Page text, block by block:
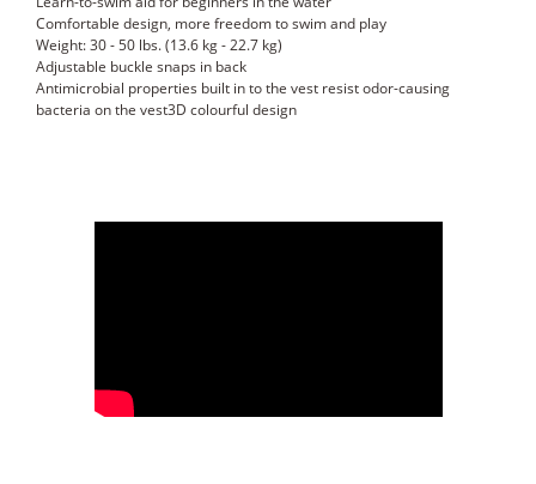
Comfortable design, more freedom to swim and play
Weight: 30 - 50 lbs. (13.6 kg - 22.7 kg)
Adjustable buckle snaps in back
Antimicrobial properties built in to the vest resist odor-causing
bacteria on the vest3D colourful design